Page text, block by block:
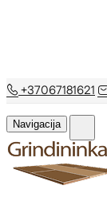
+37067181621
Navigacija